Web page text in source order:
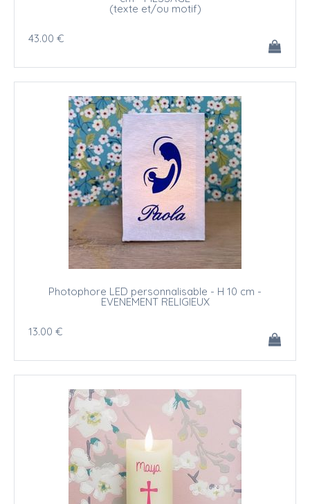
(texte et/ou motif)
43.00 €
Photophore LED personnalisable - H 10 cm -
EVENEMENT RELIGIEUX
13.00 €